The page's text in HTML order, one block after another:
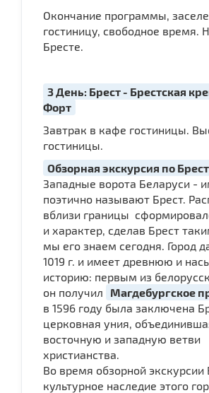
Окончание программы,
гостиницу, свободное время.
Бресте.
3 День: Брест - Брестская
Форт
Завтрак в кафе гостиницы.
гостиницы.
Обзорная экскурсия по
Западные ворота Беларуси -
поэтично называют Брест.
вблизи границы
и характер, сделав Брест
мы его знаем сегодня. Город
1019 г. и имеет древнюю и
историю: первым из
он получил
Магдебургское
в 1596 году была заключена
церковная уния,
восточную и западную ветви
христианства.
Во время обзорной экскурсии
культурное наследие этого